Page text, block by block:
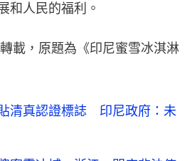
和人民的福利。
載，原題為《印尼蜜雪冰淇淋
清真認證標誌 印尼政府：未